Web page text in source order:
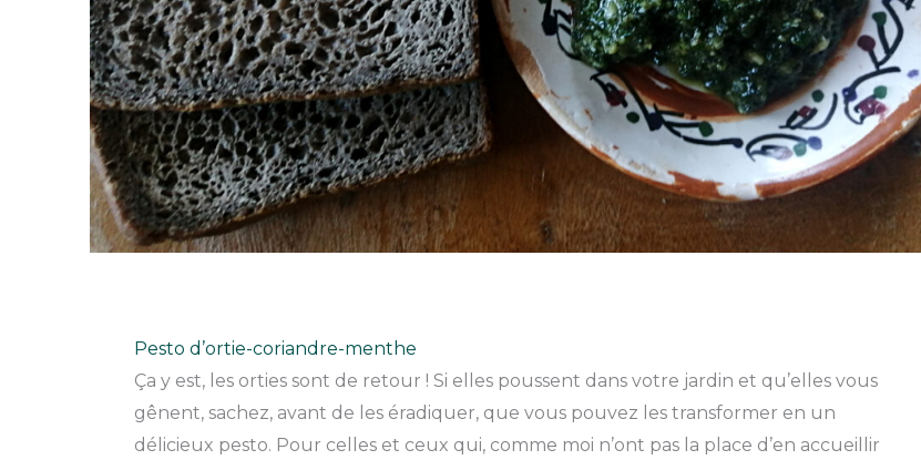
Pesto d’ortie-coriandre-menthe
Ça y est, les orties sont de retour ! Si elles poussent dans votre jardin et qu’elles vous
gênent, sachez, avant de les éradiquer, que vous pouvez les transformer en un
délicieux pesto. Pour celles et ceux qui, comme moi n’ont pas la place d’en accueillir